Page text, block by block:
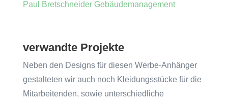
Paul Bretschneider Gebäudemanagement
verwandte Projekte
Neben den Designs für diesen Werbe-Anhänger
gestalteten wir auch noch Kleidungsstücke für die
Mitarbeitenden, sowie unterschiedliche